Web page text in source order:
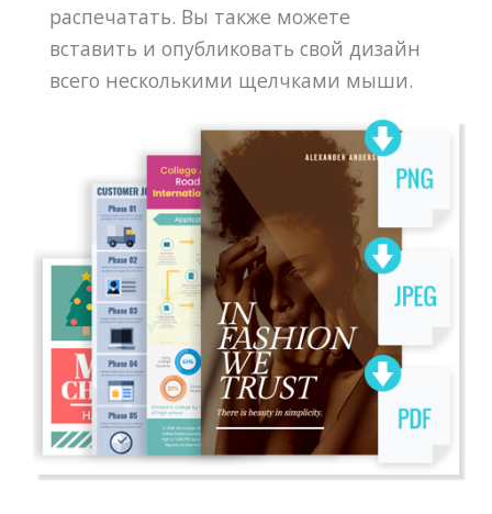
распечатать. Вы также можете
вставить и опубликовать свой дизайн
всего несколькими щелчками мыши.